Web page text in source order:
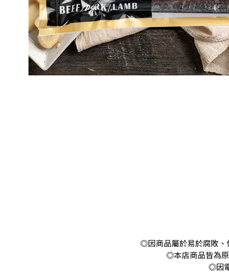
◎因商品屬於易於腐敗、
◎本店商品皆為
◎因